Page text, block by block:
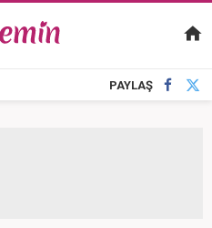
PAYLAŞ